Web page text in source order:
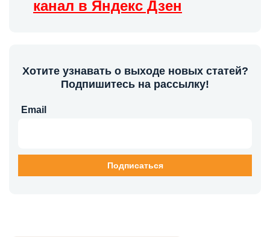
канал в Яндекс Дзен
Хотите узнавать о выходе новых статей?
Подпишитесь на рассылку!
Email